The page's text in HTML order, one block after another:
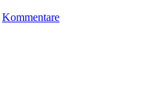
Kommentare